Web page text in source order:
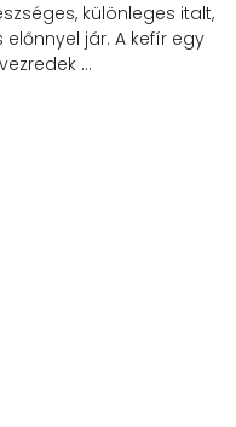
különleges italt,
jár. A kefír egy
…